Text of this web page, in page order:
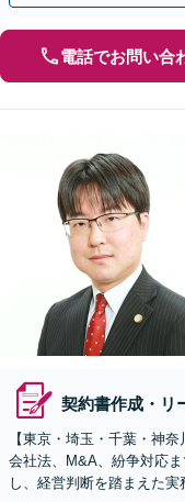
電話でお問い合
契約書作成・リ
【東京・埼玉・千葉・神
会社法、M&A、紛争対応
し、経営判断を踏まえた